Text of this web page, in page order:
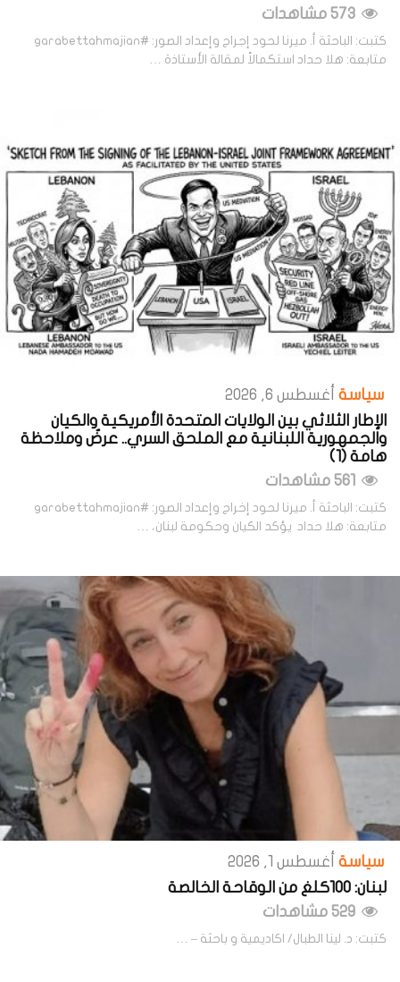
كتبت: الباحثة أ. ميرنا لحود إجراج وإعداد الصور: #garabettahmajian
متابعة: هلا حداد استكمالاً لمقالة الأستاذة …
سياسة أغسطس 6, 2026
الإطار الثلاثي بين الولايات المتحدة الأمريكية والكيان
والجمهورية اللبنانية مع الملحق السري.. عرضٌ وملاحظة
هامة (1)
كتبت: الباحثة أ. ميرنا لحود إخراج وإعداد الصور: #garabettahmajian
متابعة: هلا حداد يؤكد الكيان وحكومة لبنان، …
سياسة أغسطس 1, 2026
لبنان: 100كلغ من الوقاحة الخالصة
كتبت: د. لينا الطبال/ اكاديمية و باحثة – …